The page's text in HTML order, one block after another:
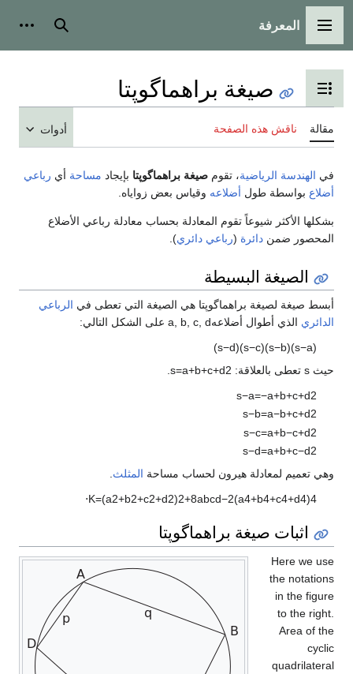
القائمة الرئيسية
المعرفة بحث
تبديل عرض جدول المحتويات
صيغة براهماگوپتا
مقالة ناقش هذه الصفحة أدوات
في الهندسة الرياضية، تقوم صيغة براهماگوپتا بإيجاد مساحة أي رباعي
أضلاع بواسطة طول أضلاعه وقياس بعض زواياه.
بشكلها الأكثر شيوعاً تقوم المعادلة بحساب معادلة رباعي الأضلاع
المحصور ضمن دائرة (رباعي دائري).
الصيغة البسيطة
أبسط صيغة لصيغة براهماگوپتا هي الصيغة التي تعطى في الرباعي
الدائري الذي أطوال أضلاعهa, b, c, d على الشكل التالي:
(
s−a
)
(
s−b
)
(
s−c
)
(
s−d
)
حيث s تعطى بالعلاقة:
s=a+b+c+d2
s−a=−a+b+c+d2
s−b=a−b+c+d2
s−c=a+b−c+d2
s−d=a+b+c−d2
وهي تعميم لمعادلة هيرون لحساب مساحة المثلث
K=(a2+b2+c2+d2)2+8abcd−2(a4+b4+c4+d4)4
⋅
اثبات صيغة براهماگوپتا
Here we use
the notations
in the figure
to the right.
Area of the
cyclic
quadrilateral